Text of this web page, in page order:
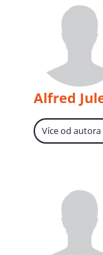
Alfred
Více od autora